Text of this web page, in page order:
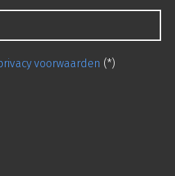
voorwaarden (*)